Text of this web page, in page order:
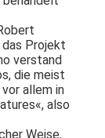
das Projekt
verstand
die meist
allem in
also
Weise,